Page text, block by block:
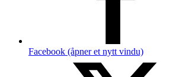
Facebook (åpner et nytt vindu)